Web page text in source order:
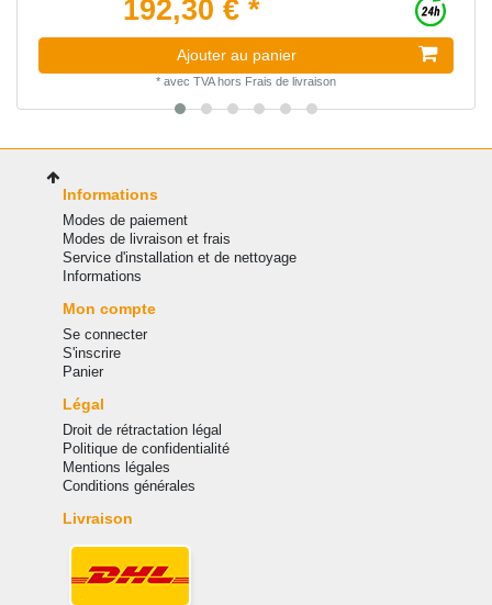
192,30 € *
Ajouter au panier
* avec TVAhors Frais de livraison
Informations
Modes de paiement
Modes de livraison et frais
Service d'installation et de nettoyage
Informations
Mon compte
Se connecter
S'inscrire
Panier
Légal
Droit de rétractation légal
Politique de confidentialité
Mentions légales
Conditions générales
Livraison